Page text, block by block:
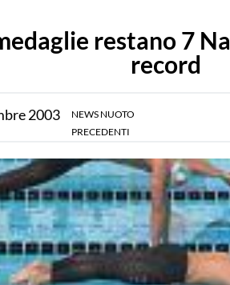
restano 7
record
2003
NEWS NUOTO
PRECEDENTI